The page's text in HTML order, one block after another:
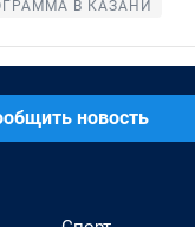
В КАЗАНИ
новость